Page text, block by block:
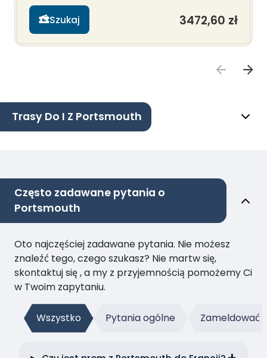
Szukaj 3472,60 zł
Trasy Do I Z Portsmouth
Często zadawane pytania o
Portsmouth
Oto najczęściej zadawane pytania. Nie możesz
znaleźć tego, czego szukasz? Nie martw się,
skontaktuj się , a my z przyjemnością pomożemy Ci
w Twoim zapytaniu.
Wszystko Pytania ogólne Zameldować